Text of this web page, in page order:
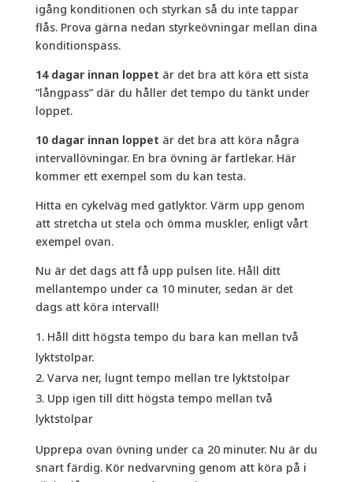
igång konditionen och styrkan så du inte tappar
flås. Prova gärna nedan styrkeövningar mellan dina
konditionspass.
14 dagar innan loppet är det bra att köra ett sista
”långpass” där du håller det tempo du tänkt under
loppet.
10 dagar innan loppet är det bra att köra några
intervallövningar. En bra övning är fartlekar. Här
kommer ett exempel som du kan testa.
Hitta en cykelväg med gatlyktor. Värm upp genom
att stretcha ut stela och ömma muskler, enligt vårt
exempel ovan.
Nu är det dags att få upp pulsen lite. Håll ditt
mellantempo under ca 10 minuter, sedan är det
dags att köra intervall!
Håll ditt högsta tempo du bara kan mellan två
lyktstolpar.
Varva ner, lugnt tempo mellan tre lyktstolpar
Upp igen till ditt högsta tempo mellan två
lyktstolpar
Upprepa ovan övning under ca 20 minuter. Nu är du
snart färdig. Kör nedvarvning genom att köra på i